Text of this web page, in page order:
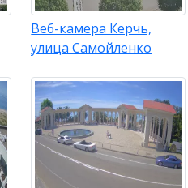
Веб-камера Керчь,
улица Самойленко